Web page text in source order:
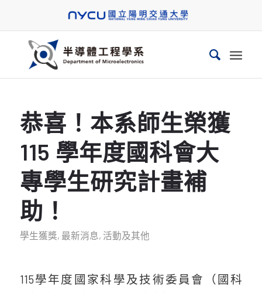
恭喜！本系師生榮獲
115 學年度國科會大
專學生研究計畫補
助！
學生獲獎, 最新消息, 活動及其他
115學年度國家科學及技術委員會（國科